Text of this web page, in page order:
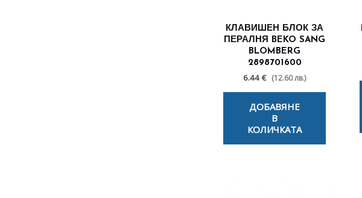
КЛАВИШЕН БЛОК ЗА
ПЕРАЛНЯ BEKO SANG
BLOMBERG
2898701600
6.44 € (12.60 лв.)
ДОБАВЯНЕ
В
КОЛИЧКАТА